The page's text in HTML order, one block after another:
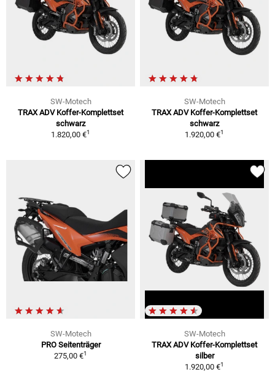
SW-Motech
TRAX ADV Koffer-Komplettset
schwarz
1.820,00 €1
SW-Motech
TRAX ADV Koffer-Komplettset
schwarz
1.920,00 €1
SW-Motech
PRO Seitenträger
275,00 €1
SW-Motech
TRAX ADV Koffer-Komplettset
silber
1.920,00 €1